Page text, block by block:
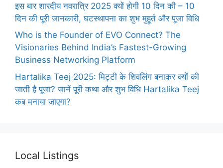
इस बार शारदीय नवरात्रि 2025 क्यों होगी 10 दिन की – 10
दिन की पूरी जानकारी, घटस्थापना का शुभ मुहूर्त और पूजा विधि
Who is the Founder of EVO Connect? The
Visionaries Behind India’s Fastest-Growing
Business Networking Platform
Hartalika Teej 2025: मिट्टी के शिवलिंग बनाकर क्यों की
जाती है पूजा? जानें पूरी कथा और शुभ विधि Hartalika Teej
कब मनाया जाएगा?
Local Listings